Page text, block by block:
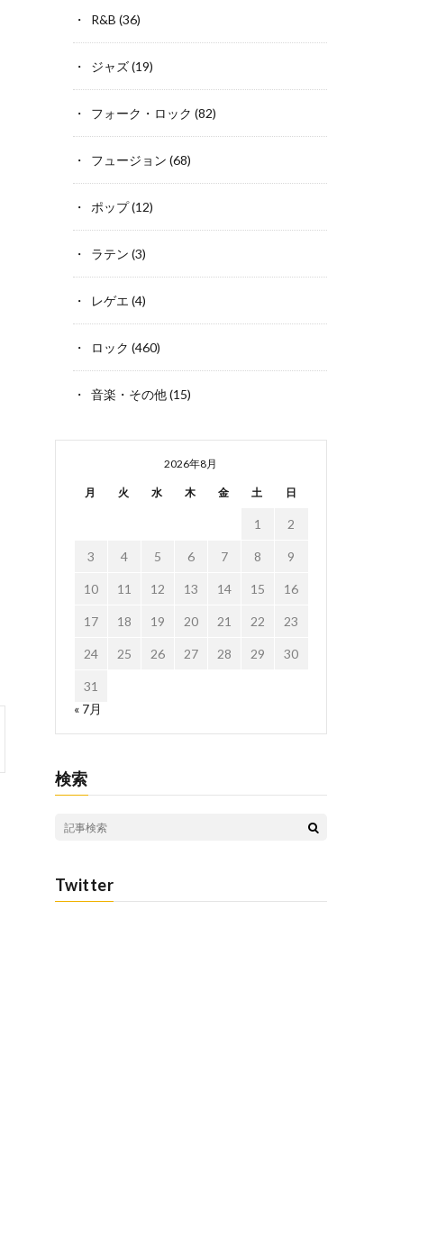
R&B (36)
ジャズ(19)
フォーク・ロック (82)
フュージョン (68)
ポップ(12)
ラテン (3)
レゲエ (4)
ロック (460)
音楽・その他(15)
2026年8月
月 火 水 木 金 土 日
1 2
3 4 5 6 7 8 9
10 11 12 13 14 15 16
17 18 19 20 21 22 23
24 25 26 27 28 29 30
31
« 7月
検索
Twitter